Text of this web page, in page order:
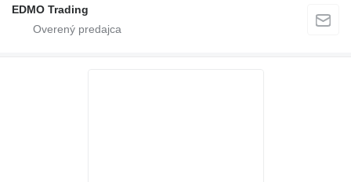
EDMO Trading